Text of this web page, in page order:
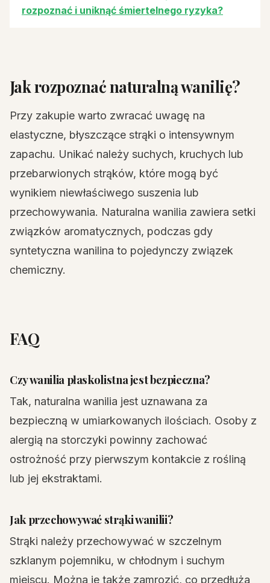
rozpoznać i uniknąć śmiertelnego ryzyka?
Jak rozpoznać naturalną wanilię?
Przy zakupie warto zwracać uwagę na
elastyczne, błyszczące strąki o intensywnym
zapachu. Unikać należy suchych, kruchych lub
przebarwionych strąków, które mogą być
wynikiem niewłaściwego suszenia lub
przechowywania. Naturalna wanilia zawiera setki
związków aromatycznych, podczas gdy
syntetyczna wanilina to pojedynczy związek
chemiczny.
FAQ
Czy wanilia płaskolistna jest bezpieczna?
Tak, naturalna wanilia jest uznawana za
bezpieczną w umiarkowanych ilościach. Osoby z
alergią na storczyki powinny zachować
ostrożność przy pierwszym kontakcie z rośliną
lub jej ekstraktami.
Jak przechowywać strąki wanilii?
Strąki należy przechowywać w szczelnym
szklanym pojemniku, w chłodnym i suchym
miejscu. Można je także zamrozić, co przedłuża